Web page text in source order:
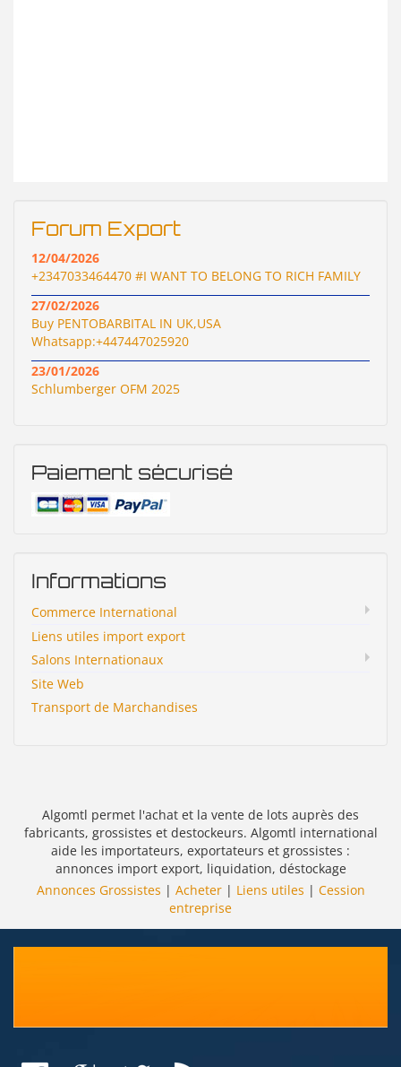
Forum Export
12/04/2026
+2347033464470 #I WANT TO BELONG TO RICH FAMILY
27/02/2026
Buy PENTOBARBITAL IN UK,USA
Whatsapp:+447447025920
23/01/2026
Schlumberger OFM 2025
Paiement sécurisé
Informations
Commerce International
Liens utiles import export
Salons Internationaux
Site Web
Transport de Marchandises
Algomtl permet l'achat et la vente de lots auprès des
fabricants, grossistes et destockeurs. Algomtl international
aide les importateurs, exportateurs et grossistes :
annonces import export, liquidation, déstockage
Annonces Grossistes | Acheter| Liens utiles | Cession
entreprise